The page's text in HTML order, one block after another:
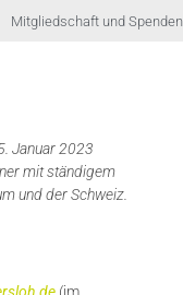
Mitgliedschaft und Spenden
Januar 2023
mit ständigem
und der Schweiz.